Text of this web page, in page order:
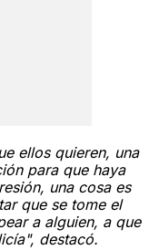
ellos quieren, una
para que haya
una cosa es
que se tome el
a alguien, a que
destacó.